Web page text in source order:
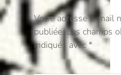
Votre adresse e-mail
publiée. Les champs
indiqués avec*